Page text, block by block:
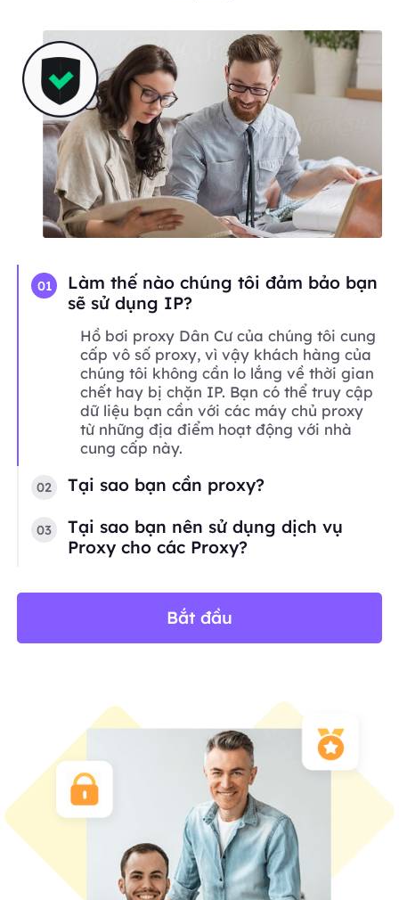
01
Làm thế nào chúng tôi đảm bảo bạn
sẽ sử dụng IP?
Hồ bơi proxy Dân Cư của chúng tôi cung
cấp vô số proxy, vì vậy khách hàng của
chúng tôi không cần lo lắng về thời gian
chết hay bị chặn IP. Bạn có thể truy cập
dữ liệu bạn cần với các máy chủ proxy
từ những địa điểm hoạt động với nhà
cung cấp này.
02 Tại sao bạn cần proxy?
03
Tại sao bạn nên sử dụng dịch vụ
Proxy cho các Proxy?
Bắt đầu